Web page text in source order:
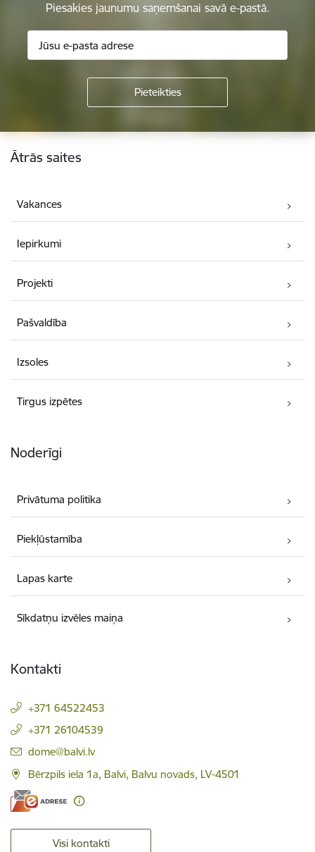
Piesakies jaunumu saņemšanai savā e-pastā.
Kājene
Ātrās saites
Vakances
Iepirkumi
Projekti
Pašvaldība
Izsoles
Tirgus izpētes
Noderīgi
Privātuma politika
Piekļūstamība
Lapas karte
Sīkdatņu izvēles maiņa
Kontakti
+371 64522453
+371 26104539
E-pasts:
dome@balvi.lv
Bērzpils iela 1a, Balvi, Balvu novads, LV-4501
Visi kontakti